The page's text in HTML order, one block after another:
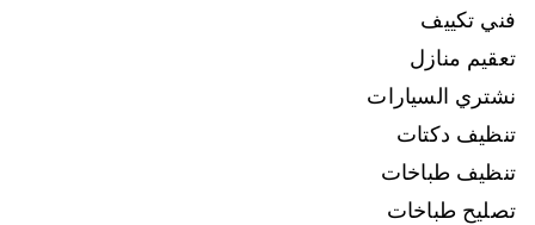
فني تكييف
تعقيم منازل
نشتري السيارات
تنظيف دكتات
تنظيف طباخات
تصليح طباخات